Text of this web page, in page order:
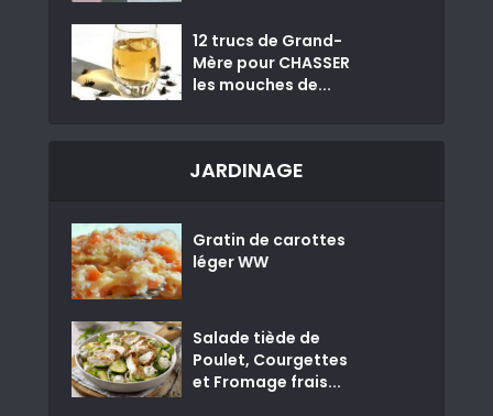
12 trucs de Grand-
Mère pour CHASSER
les mouches de...
JARDINAGE
Gratin de carottes
léger WW
Salade tiède de
Poulet, Courgettes
et Fromage frais...